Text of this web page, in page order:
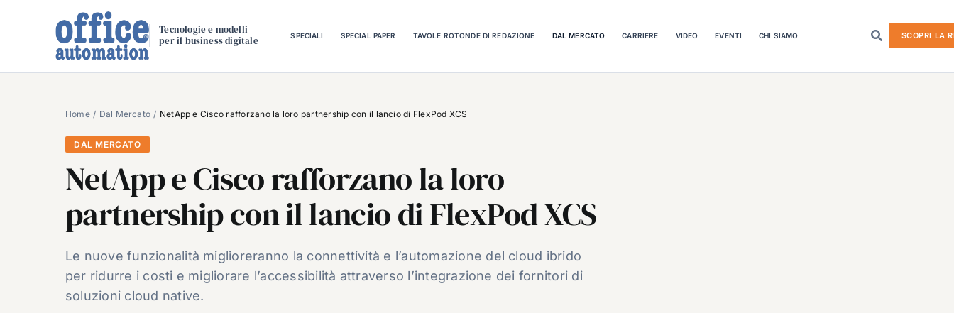
Tecnologie e modelli
per il business digitale
SPECIALI SPECIAL PAPER TAVOLE ROTONDE DI REDAZIONE DAL MERCATO CARRIERE VIDEO EVENTI CHI SIAMO SCOPRI LA
Home Dal Mercato NetApp e Cisco rafforzano la loro partnership con il lancio di FlexPod XCS
DAL MERCATO
NetApp e Cisco rafforzano la loro
partnership con il lancio di FlexPod XCS
Le nuove funzionalità miglioreranno la connettività e l’automazione del cloud ibrido
per ridurre i costi e migliorare l’accessibilità attraverso l’integrazione dei fornitori di
soluzioni cloud native.